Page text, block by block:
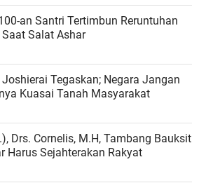
an Santri Tertimbun Reruntuhan
Salat Ashar
Tegaskan; Negara Jangan
Kuasai Tanah Masyarakat
Drs. Cornelis, M.H, Tambang Bauksit
Harus Sejahterakan Rakyat